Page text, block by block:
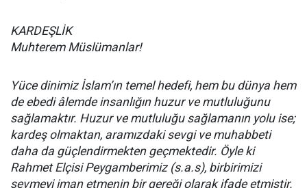
KARDEŞLİK
Muhterem Müslümanlar!
Yüce dinimiz İslam’ın temel hedefi, hem bu dünya hem
de ebedi âlemde insanlığın huzur ve mutluluğunu
sağlamaktır. Huzur ve mutluluğu sağlamanın yolu ise;
kardeş olmaktan, aramızdaki sevgi ve muhabbeti
daha da güçlendirmekten geçmektedir. Öyle ki
Rahmet Elçisi Peygamberimiz (s.a.s), birbirimizi
sevmeyi iman etmenin bir gereği olarak ifade etmiştir.